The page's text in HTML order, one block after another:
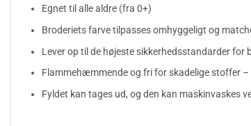
Egnet til alle aldre (fra 0+)
Broderiets farve tilpasses omhyggeligt og
Lever op til de højeste sikkerhedsstandarder for
Flammehæmmende og fri for skadelige stoffer –
Fyldet kan tages ud, og den kan maskinvaskes